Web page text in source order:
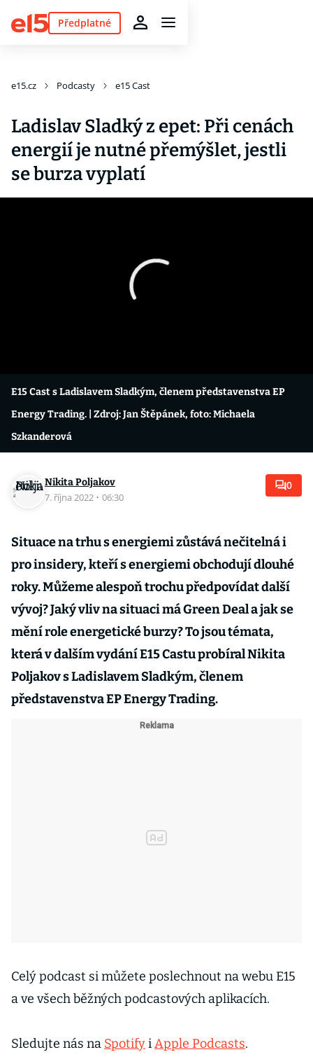
Předplatné
e15.cz Podcasty e15 Cast
Ladislav Sladký z epet: Při cenách
energií je nutné přemýšlet, jestli
se burza vyplatí
E15 Cast s Ladislavem Sladkým, členem představenstva EP
Energy Trading. | Zdroj: Jan Štěpánek, foto: Michaela
Szkanderová
Nikita Poljakov
7. října 2022 · 06:30
0
Situace na trhu s energiemi zůstává nečitelná i
pro insidery, kteří s energiemi obchodují dlouhé
roky. Můžeme alespoň trochu předpovídat další
vývoj? Jaký vliv na situaci má Green Deal a jak se
mění role energetické burzy? To jsou témata,
která v dalším vydání E15 Castu probíral Nikita
Poljakov s Ladislavem Sladkým, členem
představenstva EP Energy Trading.
Celý podcast si můžete poslechnout na webu E15
a ve všech běžných podcastových aplikacích.
Sledujte nás na SpotifyiApple Podcasts.